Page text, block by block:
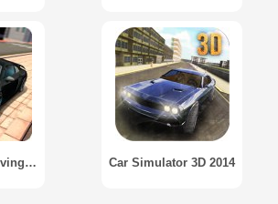
Extreme Car Driving Simulator Car Simulator 3D 2014